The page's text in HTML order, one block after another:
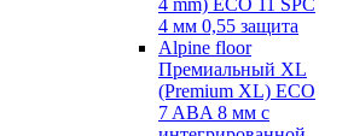
4 mm) ECO 11 SPC
4 мм 0,55 защита
Alpine floor
Премиальный XL
(Premium XL) ECO
7 ABA 8 мм с